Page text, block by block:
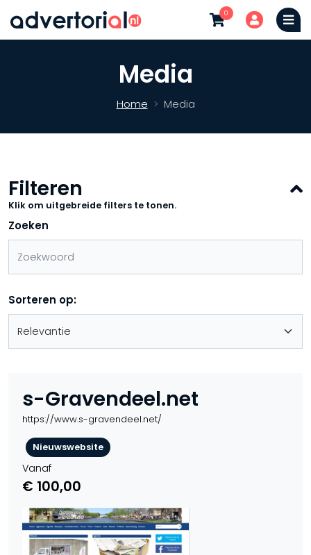
0
Media
Home Media
Filteren
Klik om uitgebreide filters te tonen.
Zoeken
Sorteren op:
s-Gravendeel.net
https://www.s-gravendeel.net/
Nieuwswebsite
Vanaf
€ 100,00